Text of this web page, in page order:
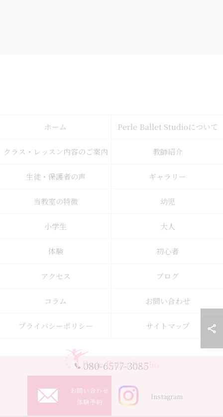
080-6577-3085
お問い合わせ
体験予約
Instagram
ホーム Perle Ballet Studioについて
クラス・レッスン内容のご案内 教師紹介
生徒・保護者の声 ギャラリー
当教室の特徴 幼児
小学生 大人
体験 初心者
アクセス ブログ
コラム お問い合わせ
プライバシーポリシー サイトマップ
© 2026 東京都日野市のバレエ教室ならPerle Ballet Studio ALL RIGHTS
RESERVED.